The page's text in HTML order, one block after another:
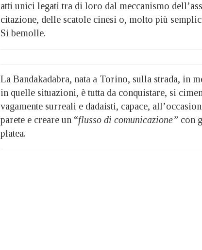
atti unici legati tra di loro dal meccanismo
citazione, delle scatole cinesi o, molto più
Si bemolle.
La Bandakadabra, nata a Torino, sulla strada, in
in quelle situazioni, è tutta da conquistare, si
vagamente surreali e dadaisti, capace,
parete e creare un “flusso di comunicazione” con
platea.